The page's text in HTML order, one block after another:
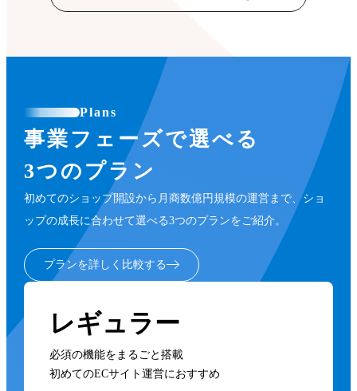
Plans
事業フェーズで選べる
3つのプラン
初めてのショップ開設から月商数億円規模の運営まで、ショ
ップの成長に合わせて選べる3つのプランをご紹介。
プランを詳しく比較する
レギュラー
必須の機能をまるごと搭載
初めてのECサイト運営におすすめ